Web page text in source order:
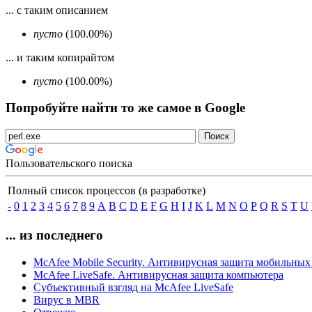
... с таким описанием
пусто (100.00%)
... и таким копирайтом
пусто (100.00%)
Попробуйте найти то же самое в Google
Пользовательского поиска
Полный список процессов (в разработке)
- 0 1 2 3 4 5 6 7 8 9 A B C D E F G H I J K L M N O P Q R S T U
... из последнего
McAfee Mobile Security. Антивирусная защита мобильных
McAfee LiveSafe. Антивирусная защита компьютера
Субъективный взгляд на McAfee LiveSafe
Вирус в MBR